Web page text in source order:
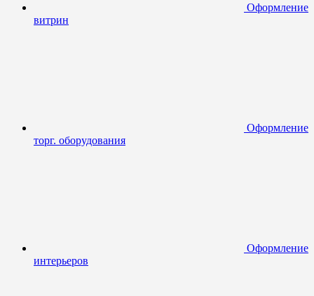
Оформление
витрин
Оформление
торг. оборудования
Оформление
интерьеров